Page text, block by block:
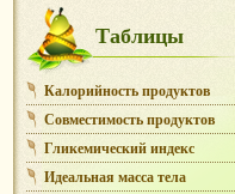
Таблицы
Калорийность продуктов
Совместимость продуктов
Гликемический индекс
Идеальная масса тела